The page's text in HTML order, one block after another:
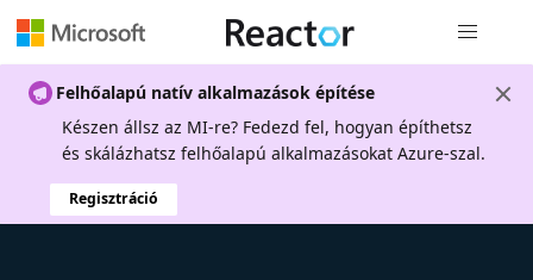
Felhőalapú natív alkalmazások építése
Készen állsz az MI-re? Fedezd fel, hogyan építhetsz
és skálázhatsz felhőalapú alkalmazásokat Azure-szal.
Regisztráció